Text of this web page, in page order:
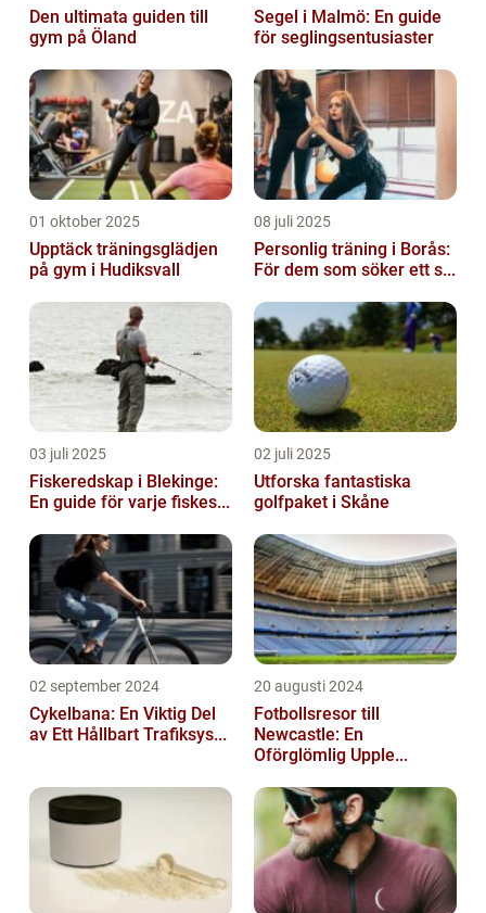
Den ultimata guiden till
gym på Öland
Segel i Malmö: En guide
för seglingsentusiaster
01 oktober 2025
Upptäck träningsglädjen
på gym i Hudiksvall
08 juli 2025
Personlig träning i Borås:
För dem som söker ett s...
03 juli 2025
Fiskeredskap i Blekinge:
En guide för varje fiskes...
02 juli 2025
Utforska fantastiska
golfpaket i Skåne
02 september 2024
Cykelbana: En Viktig Del
av Ett Hållbart Trafiksys...
20 augusti 2024
Fotbollsresor till
Newcastle: En
Oförglömlig Upple...